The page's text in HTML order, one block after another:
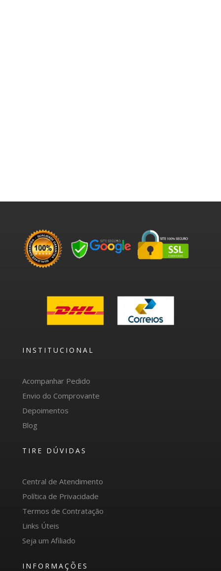
INSTITUCIONAL
Acompanhar Pedido
Envio do Comprovante
Depoimentos
Blog
TIRE DÚVIDAS
Central de Atendimento
Política de Privacidade
Termos de Contratação
Links Úteis
Seja um Afiliado
INFORMAÇÕES